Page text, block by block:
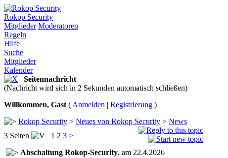
Rokop Security
Mitglieder Moderatoren
Regeln
Hilfe
Suche
Mitglieder
Kalender
Seitennachricht
(Nachricht wird sich in 2 Sekunden automatisch schließen)
Willkommen, Gast ( Anmelden | Registrierung )
Rokop Security > Neues von Rokop Security > News
3 Seiten
1 2 3 >
Abschaltung Rokop-Security, am 22.4.2026